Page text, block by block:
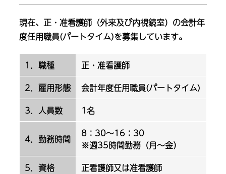
現在、正・准看護師（外来及び内視鏡室）の会計年
度任用職員(パートタイム)を募集しています。
1．職種
正・准看護師
2．雇用形態
会計年度任用職員(パートタイム)
3．人員数
1名
4．勤務時間
8：30～16：30
※週35時間勤務（月～金）
5．資格
正看護師又は准看護師